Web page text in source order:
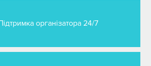
організатора 24/7